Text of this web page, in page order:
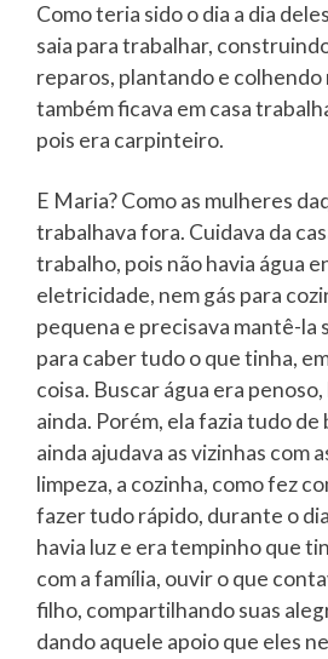
Como teria sido o dia a dia
saia para trabalhar,
reparos, plantando e colhendo
também ficava em casa
pois era carpinteiro.
E Maria? Como as mulheres
trabalhava fora. Cuidava da
trabalho, pois não havia água
eletricidade, nem gás para
pequena e precisava mantê-la
para caber tudo o que tinha,
coisa. Buscar água era
ainda. Porém, ela fazia tudo de
ainda ajudava as vizinhas com
limpeza, a cozinha, como fez
fazer tudo rápido, durante o
havia luz e era tempinho que
com a família, ouvir o que
filho, compartilhando suas
dando aquele apoio que eles